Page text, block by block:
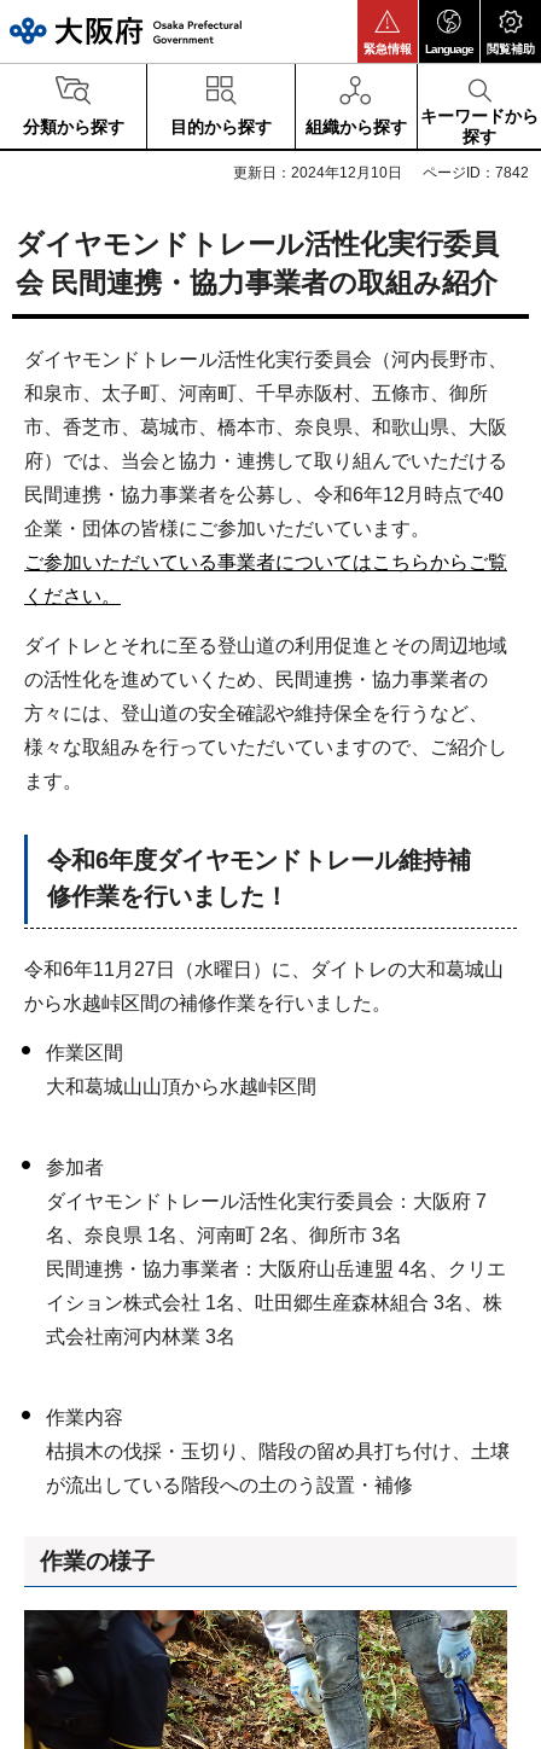
緊急情報 Language 閲覧補助
分類から探す 目的から探す 組織から探す
キーワードから
探す
更新日：2024年12月10日 ページID：7842
ダイヤモンドトレール活性化実行委員
会 民間連携・協力事業者の取組み紹介
ダイヤモンドトレール活性化実行委員会（河内長野市、
和泉市、太子町、河南町、千早赤阪村、五條市、御所
市、香芝市、葛城市、橋本市、奈良県、和歌山県、大阪
府）では、当会と協力・連携して取り組んでいただける
民間連携・協力事業者を公募し、令和6年12月時点で40
企業・団体の皆様にご参加いただいています。
ご参加いただいている事業者についてはこちらからご覧
ください。
ダイトレとそれに至る登山道の利用促進とその周辺地域
の活性化を進めていくため、民間連携・協力事業者の
方々には、登山道の安全確認や維持保全を行うなど、
様々な取組みを行っていただいていますので、ご紹介し
ます。
令和6年度ダイヤモンドトレール維持補
修作業を行いました！
令和6年11月27日（水曜日）に、ダイトレの大和葛城山
から水越峠区間の補修作業を行いました。
作業区間
大和葛城山山頂から水越峠区間
参加者
ダイヤモンドトレール活性化実行委員会：大阪府 7
名、奈良県 1名、河南町 2名、御所市 3名
民間連携・協力事業者：大阪府山岳連盟 4名、クリエ
イション株式会社 1名、吐田郷生産森林組合 3名、株
式会社南河内林業 3名
作業内容
枯損木の伐採・玉切り、階段の留め具打ち付け、土壌
が流出している階段への土のう設置・補修
作業の様子